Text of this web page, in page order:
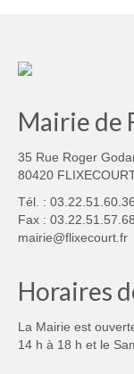
Mairie de
35 Rue Roger
80420
Tél. : 03.22.51.60.36.
Fax : 03.22.51.57.68.
mairie@flixecourt.fr
Horaires
La Mairie est
14 h à 18 h et le